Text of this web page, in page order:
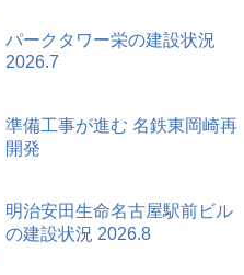
パークタワー栄の建設状況
2026.7
準備工事が進む 名鉄東岡崎再
開発
明治安田生命名古屋駅前ビル
の建設状況 2026.8